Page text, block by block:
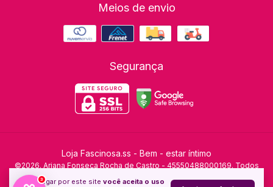
Ao navegar por este site você aceita o uso
Meios de envio
Segurança
Loja Fascinosa.ss - Bem - estar íntimo
©2026. Ariana Fonseca Rocha de Castro - 45550488000169. Todos
3